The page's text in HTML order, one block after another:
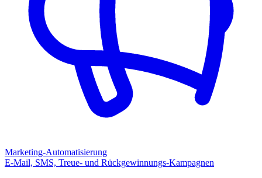
Marketing-Automatisierung
E-Mail, SMS, Treue- und Rückgewinnungs-Kampagnen